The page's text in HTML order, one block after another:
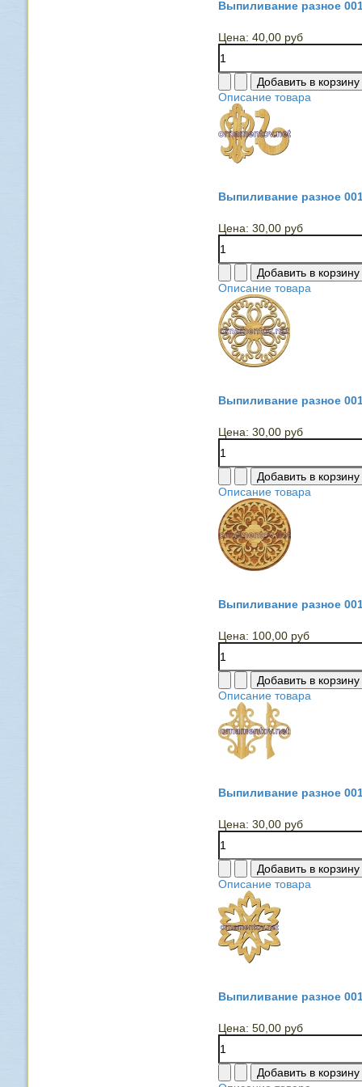
Выпиливание разное
Цена: 40,00 руб
Описание товара
Выпиливание разное
Цена: 30,00 руб
Описание товара
Выпиливание разное
Цена: 30,00 руб
Описание товара
Выпиливание разное
Цена: 100,00 руб
Описание товара
Выпиливание разное
Цена: 30,00 руб
Описание товара
Выпиливание разное
Цена: 50,00 руб